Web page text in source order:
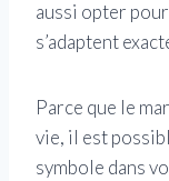
aussi opter
s’adaptent
Parce que le
vie, il est
symbole dans